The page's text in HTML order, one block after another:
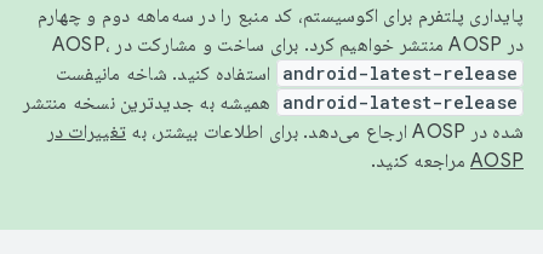
پایداری پلتفرم برای اکوسیستم، کد منبع را در سه‌ماهه دوم و چهارم
در AOSP منتشر خواهیم کرد. برای ساخت و مشارکت در AOSP،
android-latest-release استفاده کنید. شاخه مانیفست
android-latest-release
همیشه به جدیدترین نسخه منتشر
شده در AOSP ارجاع می‌دهد. برای اطلاعات بیشتر، به
تغییرات در
AOSP مراجعه کنید.